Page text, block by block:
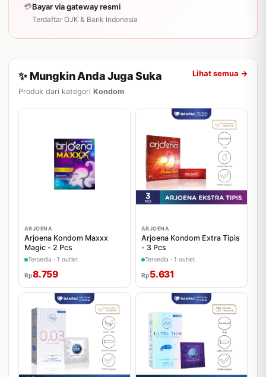
💳Bayar via gateway resmi
Terdaftar OJK & Bank Indonesia
✨ Mungkin Anda Juga Suka
Produk dari kategori Kondom
Lihat semua →
ARJOENA
Arjoena Kondom Maxxx
Magic - 2 Pcs
Tersedia · 1 outlet
Rp8.759
ARJOENA
Arjoena Kondom Extra Tipis
- 3 Pcs
Tersedia · 1 outlet
Rp 5.631